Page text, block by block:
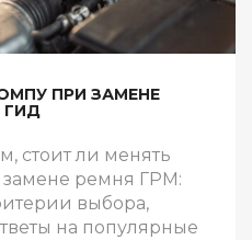
ПРИ ЗАМЕНЕ
ГИД
стоит ли менять
ремня ГРМ:
выбора,
на популярные